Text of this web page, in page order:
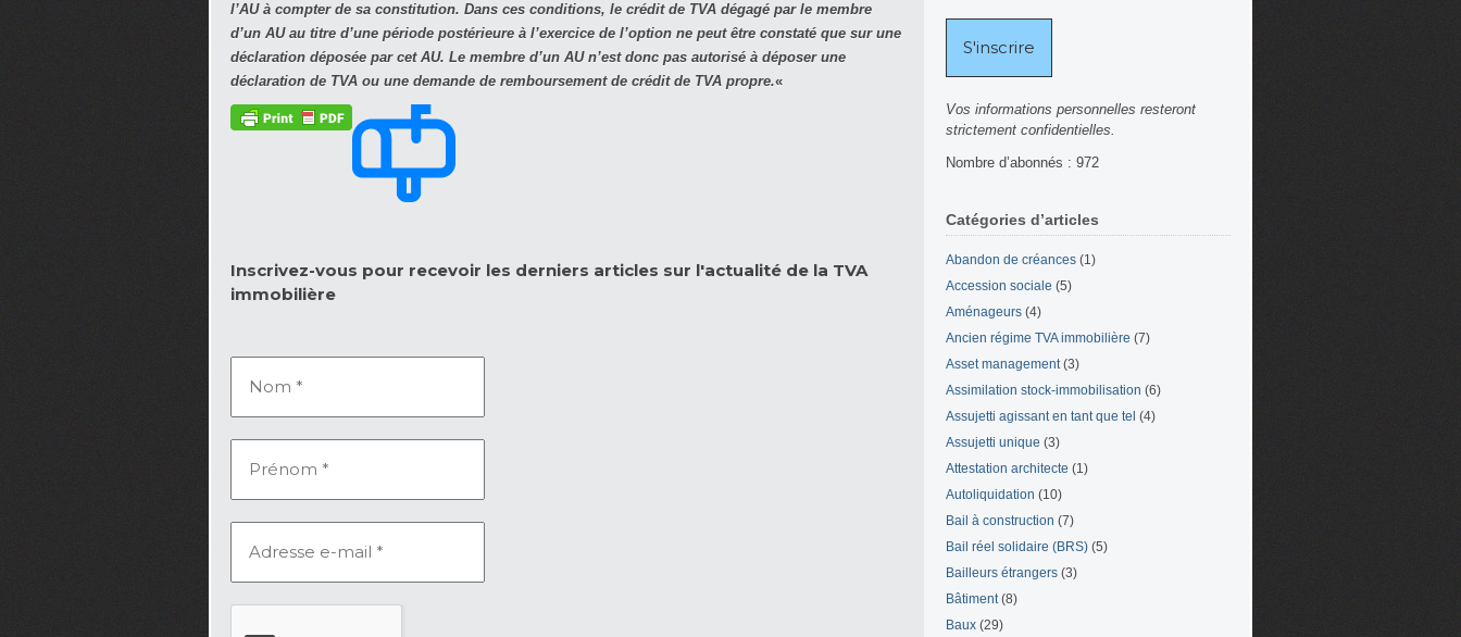
l’AU à compter de sa constitution. Dans ces conditions, le crédit de TVA dégagé par le membre
d’un AU au titre d’une période postérieure à l’exercice de l’option ne peut être constaté que sur une
déclaration déposée par cet AU. Le membre d’un AU n’est donc pas autorisé à déposer une
déclaration de TVA ou une demande de remboursement de crédit de TVA propre.«
Inscrivez-vous pour recevoir les derniers articles sur l'actualité de la TVA
immobilière
Vos informations personnelles resteront
strictement confidentielles.
Nombre d’abonnés : 972
Catégories d’articles
Abandon de créances (1)
Accession sociale (5)
Aménageurs (4)
Ancien régime TVA immobilière (7)
Asset management(3)
Assimilation stock-immobilisation (6)
Assujetti agissant en tant que tel (4)
Assujetti unique (3)
Attestation architecte (1)
Autoliquidation (10)
Bail à construction (7)
Bail réel solidaire (BRS) (5)
Bailleurs étrangers (3)
Bâtiment(8)
Baux (29)